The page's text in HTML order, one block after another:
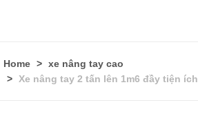
Home
xe nâng tay cao
Xe nâng tay 2 tấn lên 1m6 đầy tiện ích